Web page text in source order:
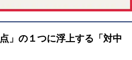
」の１つに浮上する「対中